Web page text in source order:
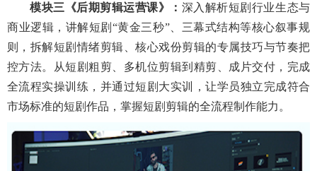
模块三 《后期剪辑运营课》： 深入解析短剧行业生态与
商业逻辑，讲解短剧 “黄金三秒”、三幕式结构等核心叙事规
则，拆解短剧情绪剪辑、核心戏份剪辑的专属技巧与节奏把
控方法。从短剧粗剪、多机位剪辑到精剪、成片交付，完成
全流程实操训练，并通过短剧大实训，让学员独立完成符合
市场标准的短剧作品，掌握短剧剪辑的全流程制作能力。